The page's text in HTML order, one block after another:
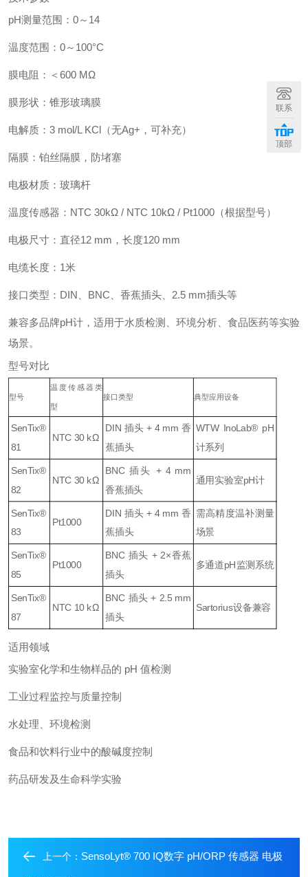
pH测量范围：0～14
温度范围：0～100°C
膜电阻：＜600 MΩ
膜形状：锥形玻璃膜
电解质：3 mol/L KCl（无Ag+，可补充）
隔膜：铂丝隔膜，防堵塞
电极材质：玻璃杆
温度传感器：NTC 30kΩ / NTC 10kΩ / Pt1000（根据型号）
电极尺寸：直径12 mm，长度120 mm
电缆长度：1米
接口类型：DIN、BNC、香蕉插头、2.5 mm插头等
兼容多品牌pH计，适用于水质检测、环境分析、食品医药等实验
场景。
型号对比
型号
温度传感器类
型
接口类型 典型应用设备
SenTix®
81
NTC 30 kΩ
DIN 插头 + 4 mm 香
蕉插头
WTW InoLab® pH
计系列
SenTix®
82
NTC 30 kΩ
BNC 插头 + 4 mm
香蕉插头
通用实验室pH计
SenTix®
83
Pt1000
DIN 插头 + 4 mm 香
蕉插头
需高精度温补测量
场景
SenTix®
85
Pt1000
BNC 插头 + 2×香蕉
插头
多通道pH监测系统
SenTix®
87
NTC 10 kΩ
BNC 插头 + 2.5 mm
插头
Sartorius设备兼容
适用领域
实验室化学和生物样品的 pH 值检测
工业过程监控与质量控制
水处理、环境检测
食品和饮料行业中的酸碱度控制
药品研发及生命科学实验
上一个： SensoLyt® 700 IQ数字 pH/ORP 传感器 电极
联系
顶部